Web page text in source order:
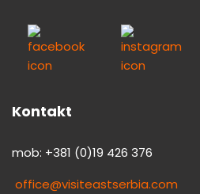
Kontakt
mob: +381 (0)19 426 376
office@visiteastserbia.com